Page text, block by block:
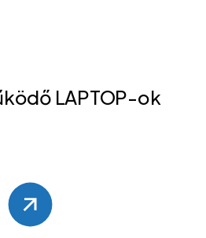
LAPTOP-ok